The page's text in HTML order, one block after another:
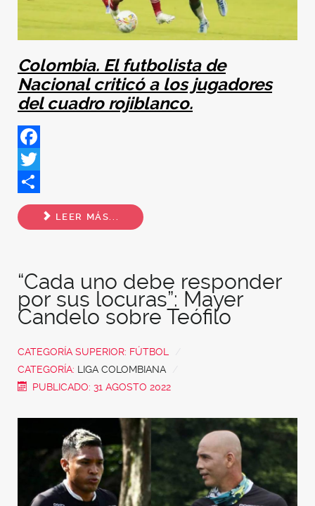
Colombia. El futbolista de
Nacional criticó a los jugadores
del cuadro rojiblanco.
Facebook
Twitter
Share
LEER MÁS...
“Cada uno debe responder
por sus locuras”: Mayer
Candelo sobre Teófilo
CATEGORÍA SUPERIOR: FÚTBOL
CATEGORÍA: LIGA COLOMBIANA
PUBLICADO: 31 AGOSTO 2022